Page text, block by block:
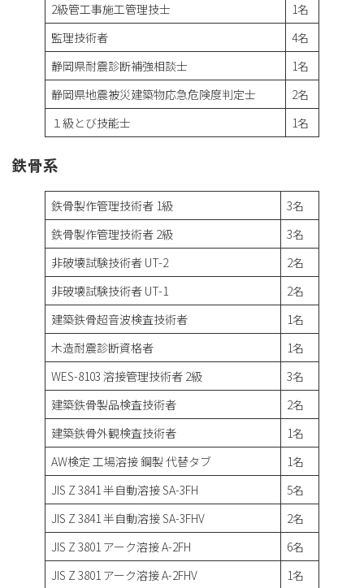
2級管工事施工管理技士
1名
監理技術者
4名
静岡県耐震診断補強相談士
1名
静岡県地震被災建築物応急危険度判定士
2名
１級とび技能士
1名
鉄骨系
鉄骨製作管理技術者 1級
3名
鉄骨製作管理技術者 2級
3名
非破壊試験技術者 UT-2
2名
非破壊試験技術者 UT-1
2名
建築鉄骨超音波検査技術者
1名
木造耐震診断資格者
1名
WES-8103 溶接管理技術者 2級
3名
建築鉄骨製品検査技術者
2名
建築鉄骨外観検査技術者
1名
AW検定 工場溶接 鋼製 代替タブ
1名
JIS Z 3841 半自動溶接 SA-3FH
5名
JIS Z 3841 半自動溶接 SA-3FHV
2名
JIS Z 3801 アーク溶接 A-2FH
6名
JIS Z 3801 アーク溶接 A-2FHV
1名